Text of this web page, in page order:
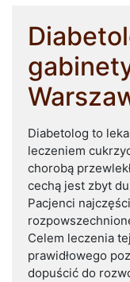
Diabetolog to
leczeniem
chorobą
cechą jest zbyt
Pacjenci
Celem leczenia
prawidłowego
dopuścić do